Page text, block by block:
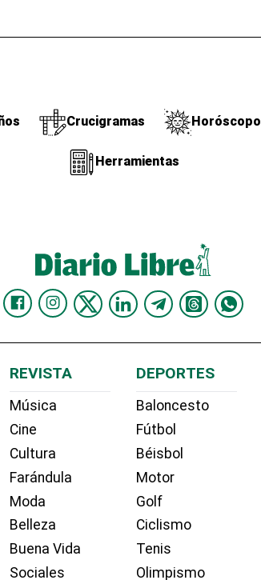
Crucigramas Horóscopo
Herramientas
REVISTA
Música
Cine
Cultura
Farándula
Moda
Belleza
Buena Vida
Sociales
DEPORTES
Baloncesto
Fútbol
Béisbol
Motor
Golf
Ciclismo
Tenis
Olimpismo